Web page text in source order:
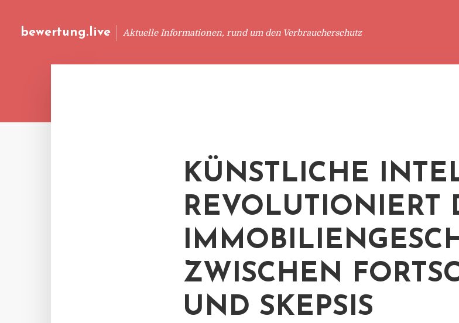
bewertung.live Aktuelle Informationen, rund um den Verbraucherschutz
KÜNSTLICHE
REVOLUTIONIERT
ZWISCHEN
UND SKEPSIS